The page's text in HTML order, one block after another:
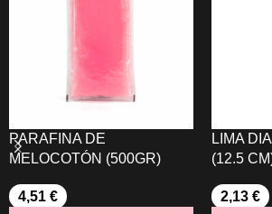
PARAFINA DE
MELOCOTÓN (500GR)
4,51 €
LIMA
(12.5
2,13 €